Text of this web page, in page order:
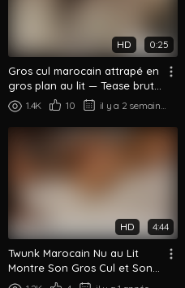
HD 0:25
Gros cul marocain attrapé en
gros plan au lit — Tease brut
de nuit
1.4K 10 il y a 2 semaines
HD 4:44
Twunk Marocain Nu au Lit
Montre Son Gros Cul et Son
Corps Athlétique